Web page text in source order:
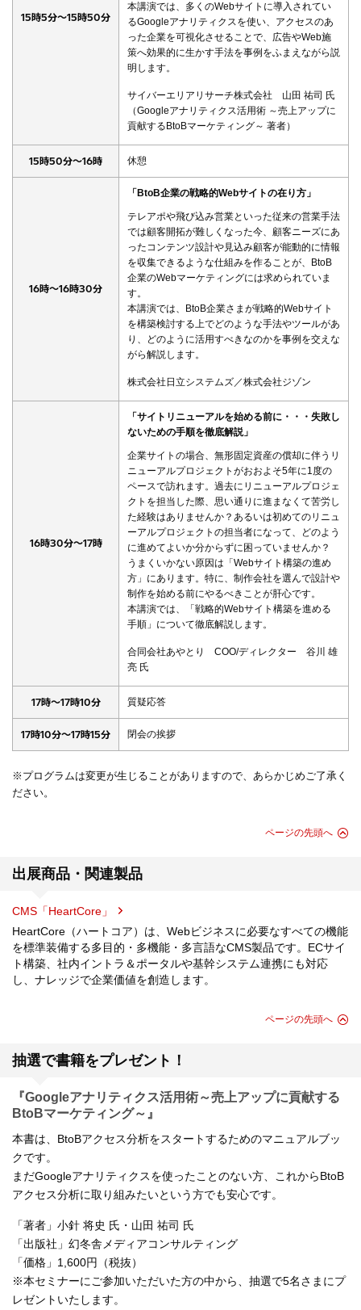
15時5分～15時50分
本講演では、多くのWebサイトに導入されてい
るGoogleアナリティクスを使い、アクセスのあ
った企業を可視化させることで、広告やWeb施
策へ効果的に生かす手法を事例をふまえながら説
明します。
サイバーエリアリサーチ株式会社 山田 祐司 氏
（Googleアナリティクス活用術 ～売上アップに
貢献するBtoBマーケティング～ 著者）
15時50分～16時 休憩
16時～16時30分
「BtoB企業の戦略的Webサイトの在り方」
テレアポや飛び込み営業といった従来の営業手法
では顧客開拓が難しくなった今、顧客ニーズにあ
ったコンテンツ設計や見込み顧客が能動的に情報
を収集できるような仕組みを作ることが、BtoB
企業のWebマーケティングには求められていま
す。
本講演では、BtoB企業さまが戦略的Webサイト
を構築検討する上でどのような手法やツールがあ
り、どのように活用すべきなのかを事例を交えな
がら解説します。
株式会社日立システムズ／株式会社ジゾン
16時30分～17時
「サイトリニューアルを始める前に・・・失敗し
ないための手順を徹底解説」
企業サイトの場合、無形固定資産の償却に伴うリ
ニューアルプロジェクトがおおよそ5年に1度の
ペースで訪れます。過去にリニューアルプロジェ
クトを担当した際、思い通りに進まなくて苦労し
た経験はありませんか？あるいは初めてのリニュ
ーアルプロジェクトの担当者になって、どのよう
に進めてよいか分からずに困っていませんか？
うまくいかない原因は「Webサイト構築の進め
方」にあります。特に、制作会社を選んで設計や
制作を始める前にやるべきことが肝心です。
本講演では、「戦略的Webサイト構築を進める
手順」について徹底解説します。
合同会社あやとり COO/ディレクター 谷川 雄
亮 氏
17時～17時10分 質疑応答
17時10分～17時15分 閉会の挨拶
※プログラムは変更が生じることがありますので、あらかじめご了承く
ださい。
ページの先頭へ
出展商品・関連製品
CMS「HeartCore」
HeartCore（ハートコア）は、Webビジネスに必要なすべての機能
を標準装備する多目的・多機能・多言語なCMS製品です。ECサイ
ト構築、社内イントラ＆ポータルや基幹システム連携にも対応
し、ナレッジで企業価値を創造します。
ページの先頭へ
抽選で書籍をプレゼント！
『Googleアナリティクス活用術～売上アップに貢献する
BtoBマーケティング～』
本書は、BtoBアクセス分析をスタートするためのマニュアルブッ
クです。
まだGoogleアナリティクスを使ったことのない方、これからBtoB
アクセス分析に取り組みたいという方でも安心です。
「著者」小針 将史 氏・山田 祐司 氏
「出版社」幻冬舎メディアコンサルティング
「価格」1,600円（税抜）
※本セミナーにご参加いただいた方の中から、抽選で5名さまにプ
レゼントいたします。